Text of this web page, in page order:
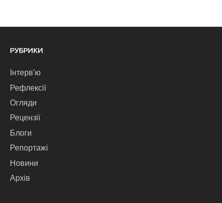
РУБРИКИ
Інтерв'ю
Рефлексії
Огляди
Рецензії
Блоги
Репортажі
Новини
Архів